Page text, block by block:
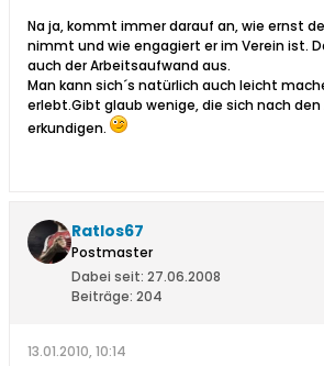
Na ja, kommt immer darauf an, wie ernst
nimmt und wie engagiert er im Verein ist.
auch der Arbeitsaufwand aus.
Man kann sich´s natürlich auch leicht
erlebt.Gibt glaub wenige, die sich nach
erkundigen.
Ratlos67
Postmaster
Dabei seit: 27.06.2008
Beiträge: 204
13.01.2010, 10:14